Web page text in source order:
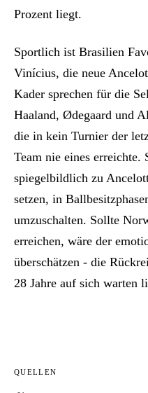
Prozent liegt.
Sportlich ist Brasilien
Vinícius, die neue
Kader sprechen für die
Haaland, Ødegaard und
die in kein Turnier der
Team nie eines
spiegelbildlich zu
setzen, in
umzuschalten. Sollte
erreichen, wäre der
überschätzen - die
28 Jahre auf sich warten
QUELLEN